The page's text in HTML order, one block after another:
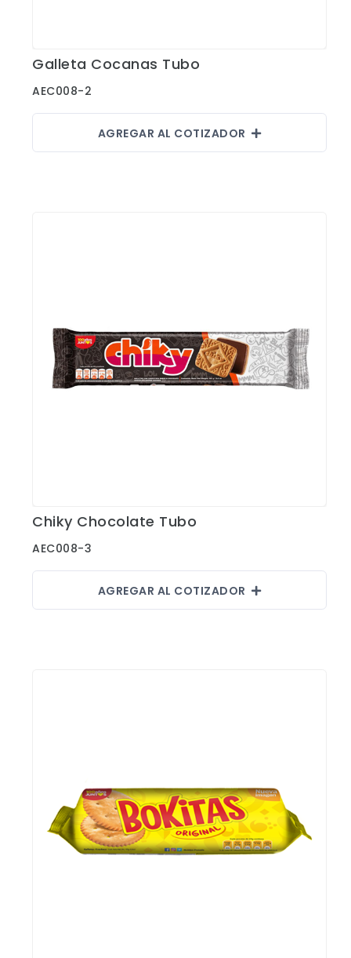
Ver Detalles
Galleta Cocanas Tubo
AEC008-2
AGREGAR AL COTIZADOR
Ver Detalles
Chiky Chocolate Tubo
AEC008-3
AGREGAR AL COTIZADOR